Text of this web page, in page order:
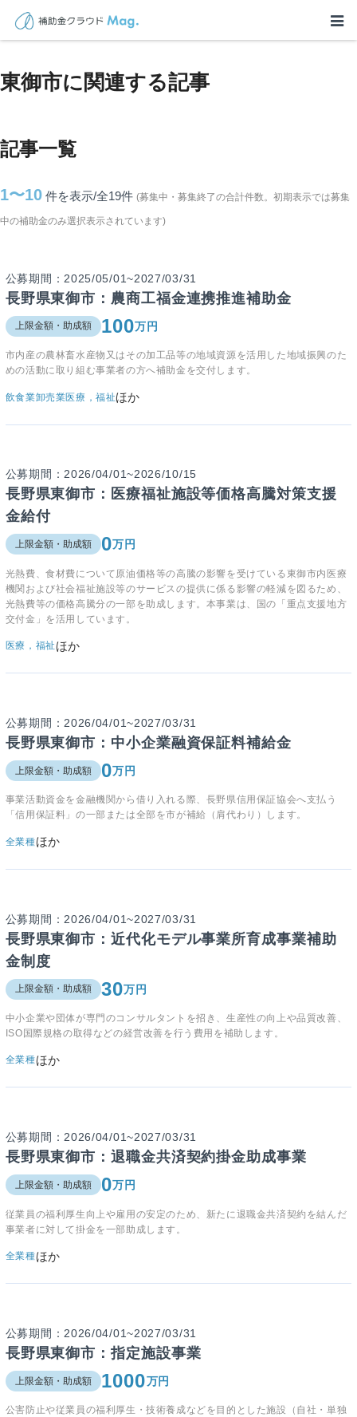
TOP > 補助金・助成金詳細>長野県
東御市に関連する記事
記事一覧
1〜10 件を表示/全19件 (募集中・募集終了の合計件数。初期表示では募集
中の補助金のみ選択表示されています)
公募期間：2025/05/01~2027/03/31
長野県東御市：農商工福金連携推進補助金
上限金額・助成額 100万円
市内産の農林畜水産物又はその加工品等の地域資源を活用した地域振興のた
めの活動に取り組む事業者の方へ補助金を交付します。
飲食業卸売業医療，福祉ほか
公募期間：2026/04/01~2026/10/15
長野県東御市：医療福祉施設等価格高騰対策支援
金給付
上限金額・助成額 0万円
光熱費、食材費について原油価格等の高騰の影響を受けている東御市内医療
機関および社会福祉施設等のサービスの提供に係る影響の軽減を図るため、
光熱費等の価格高騰分の一部を助成します。本事業は、国の「重点支援地方
交付金」を活用しています。
医療，福祉ほか
公募期間：2026/04/01~2027/03/31
長野県東御市：中小企業融資保証料補給金
上限金額・助成額 0万円
事業活動資金を金融機関から借り入れる際、長野県信用保証協会へ支払う
「信用保証料」の一部または全部を市が補給（肩代わり）します。
全業種ほか
公募期間：2026/04/01~2027/03/31
長野県東御市：近代化モデル事業所育成事業補助
金制度
上限金額・助成額 30万円
中小企業や団体が専門のコンサルタントを招き、生産性の向上や品質改善、
ISO国際規格の取得などの経営改善を行う費用を補助します。
全業種ほか
公募期間：2026/04/01~2027/03/31
長野県東御市：退職金共済契約掛金助成事業
上限金額・助成額 0万円
従業員の福利厚生向上や雇用の安定のため、新たに退職金共済契約を結んだ
事業者に対して掛金を一部助成します。
全業種ほか
公募期間：2026/04/01~2027/03/31
長野県東御市：指定施設事業
上限金額・助成額 1000万円
公害防止や従業員の福利厚生・技術養成などを目的とした施設（自社・単独